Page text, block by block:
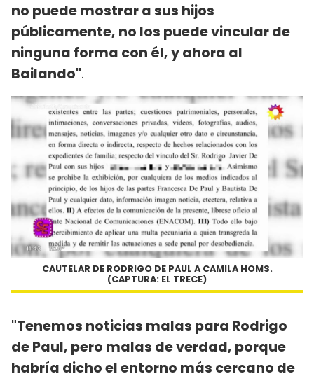
no puede mostrar a sus hijos
públicamente, no los puede vincular de
ninguna forma con él, y ahora al
Bailando".
CAUTELAR DE RODRIGO DE PAUL A CAMILA HOMS.
(CAPTURA: EL TRECE)
"Tenemos noticias malas para Rodrigo
de Paul, pero malas de verdad, porque
habría dicho el entorno más cercano de